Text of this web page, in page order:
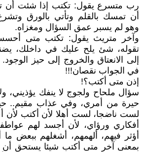
رب متسرع يقول: تكتب إذا شئت أن
أن تمسك بالقلم وتأتي بالورق
وهو لم يسبر عمق السؤال ومغزاه.
وآخر متريث يقول: تكتب متى
تقوله، شئ يلح عليك في داخلك،
إلى الانعتاق والخروج إلى حيز
في الجواب نقصان!!!
إذن متى أكتب؟!
سؤال ملحاح ولجوج لا ينفك يؤذيني،
حيرة من أمري، وفي عذاب مقيم..
لست ناضجا، لست أهلا لأن أكتب
أفكاري ورؤاي، لأن أجسد لهم
أؤثر فيهم، ألهمهم، أشغلهم ببعض
بمعنى آخر متى أكتب شيئا يستحق